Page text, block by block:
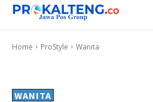
Home ProStyle Wanita
WANITA